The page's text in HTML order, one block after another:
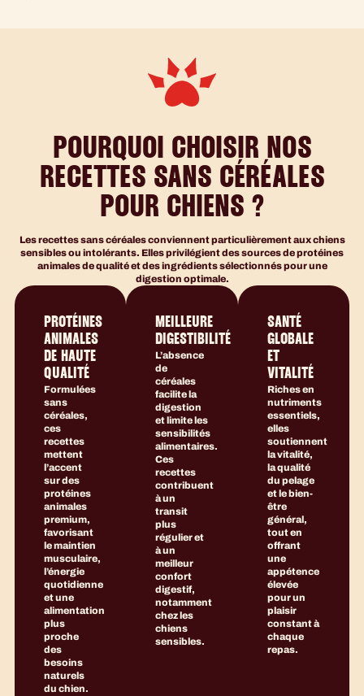
POURQUOI CHOISIR NOS
RECETTES SANS CÉRÉALES
POUR CHIENS ?
Les recettes sans céréales conviennent particulièrement aux chiens
sensibles ou intolérants. Elles privilégient des sources de protéines
animales de qualité et des ingrédients sélectionnés pour une
digestion optimale.
PROTÉINES
ANIMALES
DE HAUTE
QUALITÉ
Formulées
sans
céréales,
ces
recettes
mettent
l’accent
sur des
protéines
animales
premium,
favorisant
le maintien
musculaire,
l’énergie
quotidienne
et une
alimentation
plus
proche
des
besoins
naturels
du chien.
MEILLEURE
DIGESTIBILITÉ
L’absence
de
céréales
facilite la
digestion
et limite les
sensibilités
alimentaires.
Ces
recettes
contribuent
à un
transit
plus
régulier et
à un
meilleur
confort
digestif,
notamment
chez les
chiens
sensibles.
SANTÉ
GLOBALE
ET
VITALITÉ
Riches en
nutriments
essentiels,
elles
soutiennent
la vitalité,
la qualité
du pelage
et le bien-
être
général,
tout en
offrant
une
appétence
élevée
pour un
plaisir
constant à
chaque
repas.